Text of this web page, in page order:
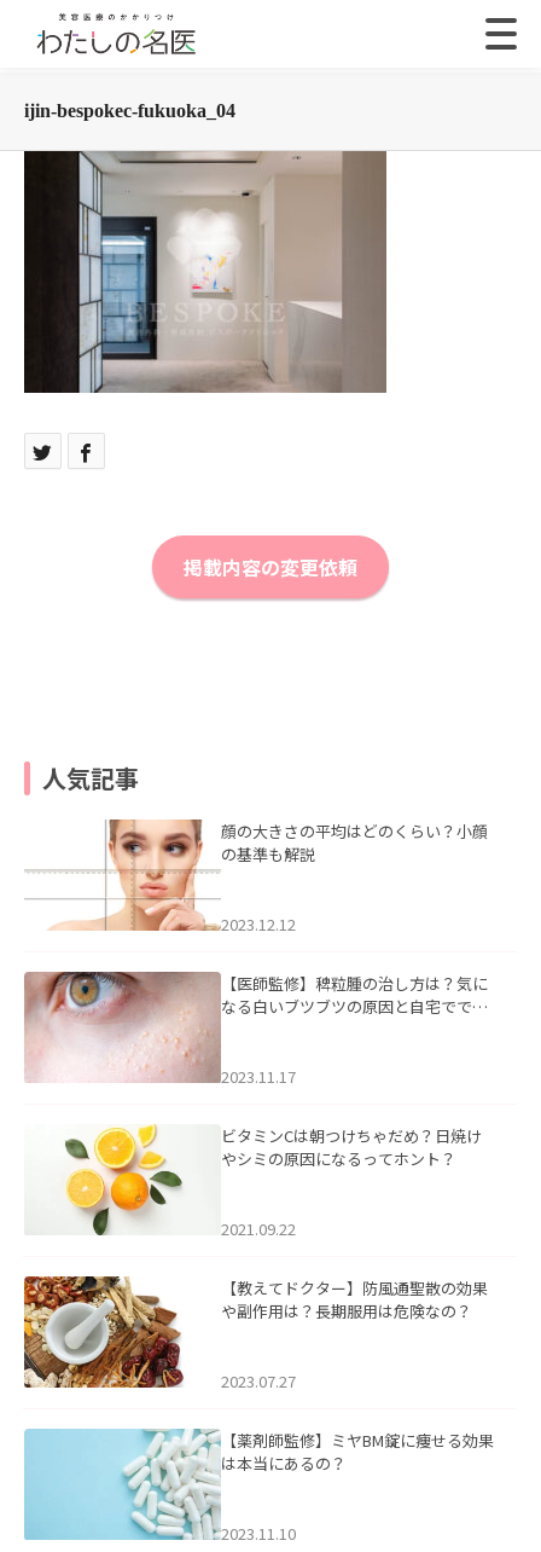
ijin-bespokec-fukuoka_04
掲載内容の変更依頼
人気記事
顔の大きさの平均はどのくらい？小顔
の基準も解説
2023.12.12
【医師監修】稗粒腫の治し方は？気に
なる白いブツブツの原因と自宅ででき
2023.11.17
ビタミンCは朝つけちゃだめ？日焼け
やシミの原因になるってホント？
2021.09.22
【教えてドクター】防風通聖散の効果
や副作用は？長期服用は危険なの？
2023.07.27
【薬剤師監修】ミヤBM錠に痩せる効果
は本当にあるの？
2023.11.10